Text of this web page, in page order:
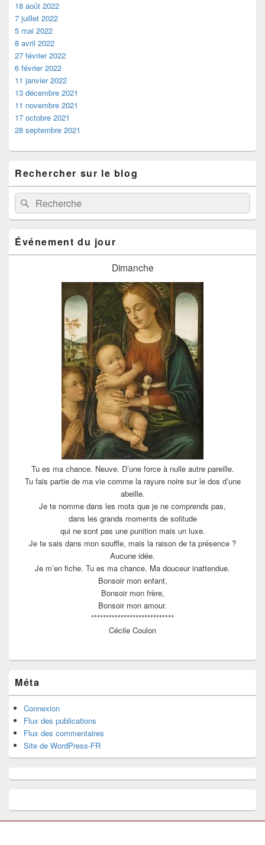
18 août 2022
7 juillet 2022
5 mai 2022
8 avril 2022
27 février 2022
6 février 2022
11 janvier 2022
13 décembre 2021
11 novembre 2021
17 octobre 2021
28 septembre 2021
Rechercher sur le blog
Recherche :Rechercher
Événement du jour
Dimanche
Tu es ma chance. Neuve. D’une force à nulle autre pareille.
Tu fais partie de ma vie comme la rayure noire sur le dos d’une
abeille.
Je te nomme dans les mots que je ne comprends pas,
dans les grands moments de solitude
qui ne sont pas une punition mais un luxe.
Je te sais dans mon souffle, mais la raison de ta présence ?
Aucune idée.
Je m’en fiche. Tu es ma chance. Ma douceur inattendue.
Bonsoir mon enfant,
Bonsoir mon frère,
Bonsoir mon amour.
****************************
Cécile Coulon
Méta
Connexion
Flux des publications
Flux des commentaires
Site de WordPress-FR